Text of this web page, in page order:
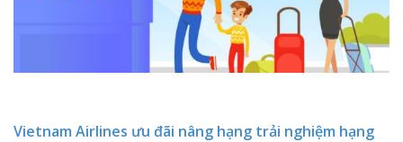
Vietnam Airlines ưu đãi nâng hạng trải nghiệm hạng